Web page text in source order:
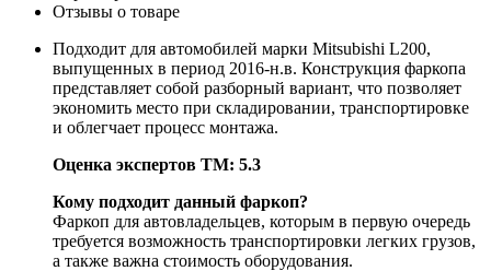
Отзывы о товаре
Подходит для автомобилей марки Mitsubishi L200,
выпущенных в период 2016-н.в. Конструкция фаркопа
представляет собой разборный вариант, что позволяет
экономить место при складировании, транспортировке
и облегчает процесс монтажа.
Оценка экспертов ТМ: 5.3
Кому подходит данный фаркоп?
Фаркоп для автовладельцев, которым в первую очередь
требуется возможность транспортировки легких грузов,
а также важна стоимость оборудования.